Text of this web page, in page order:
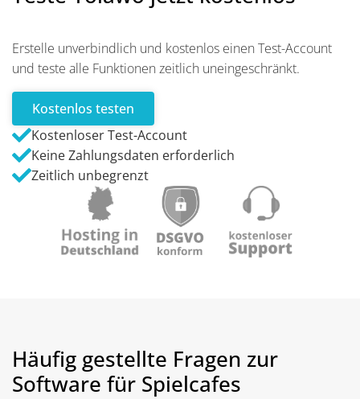
Erstelle unverbindlich und kostenlos einen Test-Account
und teste alle Funktionen zeitlich uneingeschränkt.
Kostenlos testen
Kostenloser Test-Account
Keine Zahlungsdaten erforderlich
Zeitlich unbegrenzt
Häufig gestellte Fragen zur
Software für Spielcafes